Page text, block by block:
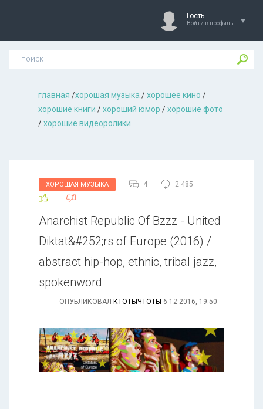
Гость
Войти в профиль
главная /хорошая музыкa /хорошее кино /
хорошие книги /хороший юмор /хорошие фото
/хорошие видеоролики
ХОРОШАЯ МУЗЫКА 4 2 485
Аnаrсhist Rеpublic Оf Вzzz - Unitеd
Diktаt&#252;rs of Europe (2016) /
abstract hip-hop, ethnic, tribal jazz,
spokenword
ОПУБЛИКОВАЛ КТОТЫЧТОТЫ 6-12-2016, 19:50